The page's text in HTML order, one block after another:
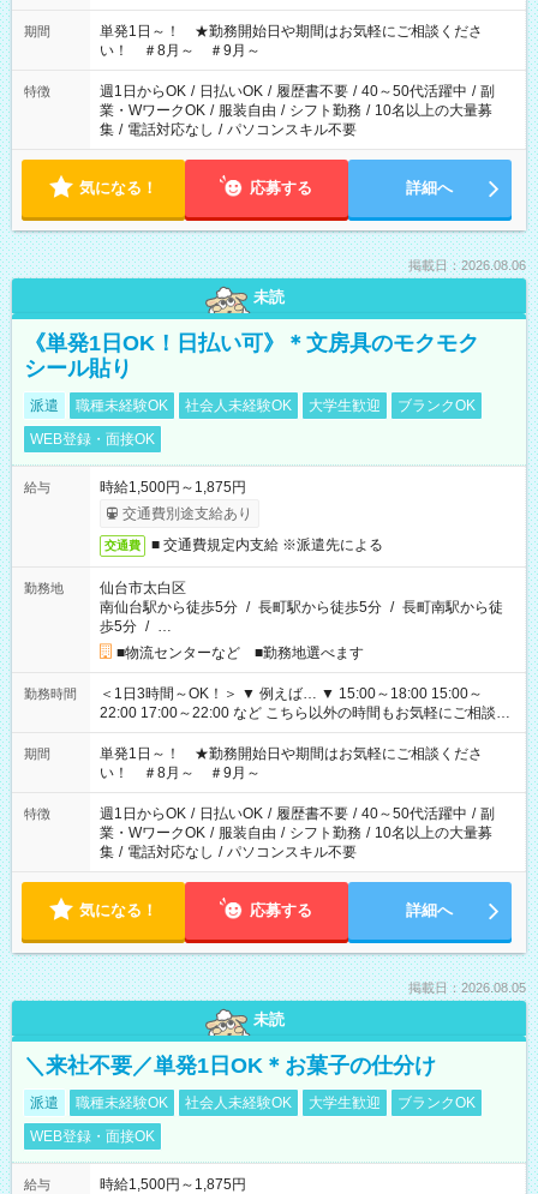
お気軽にご相談ください！
期間
単発1日～！ ★勤務開始日や期間はお気軽にご相談くださ
い！ ＃8月～ ＃9月～
特徴 週1日からOK / 日払いOK / 履歴書不要 / 40～50代活躍中 / 副
業・WワークOK / 服装自由 / シフト勤務 / 10名以上の大量募
集 / 電話対応なし / パソコンスキル不要
気になる！ 応募する 詳細へ
掲載日：2026.08.06
未読
《単発1日OK！日払い可》＊文房具のモクモク
シール貼り
派遣 職種未経験OK 社会人未経験OK 大学生歓迎
ブランクOK
WEB登録・面接OK
給与
時給1,500円～1,875円
交通費別途支給あり
交通費 ■ 交通費規定内支給 ※派遣先による
勤務地
仙台市太白区
南仙台駅から徒歩5分 / 長町駅から徒歩5分 / 長町南駅から徒
歩5分 / …
■物流センターなど ■勤務地選べます
勤務時間
＜1日3時間～OK！＞ ▼ 例えば… ▼ 15:00～18:00 15:00～
22:00 17:00～22:00 など こちら以外の時間もお気軽にご相談く
ださい！
期間
単発1日～！ ★勤務開始日や期間はお気軽にご相談くださ
い！ ＃8月～ ＃9月～
特徴 週1日からOK / 日払いOK / 履歴書不要 / 40～50代活躍中 / 副
業・WワークOK / 服装自由 / シフト勤務 / 10名以上の大量募
集 / 電話対応なし / パソコンスキル不要
気になる！ 応募する 詳細へ
掲載日：2026.08.05
未読
＼来社不要／単発1日OK＊お菓子の仕分け
派遣 職種未経験OK 社会人未経験OK 大学生歓迎
ブランクOK
WEB登録・面接OK
給与 時給1,500円～1,875円